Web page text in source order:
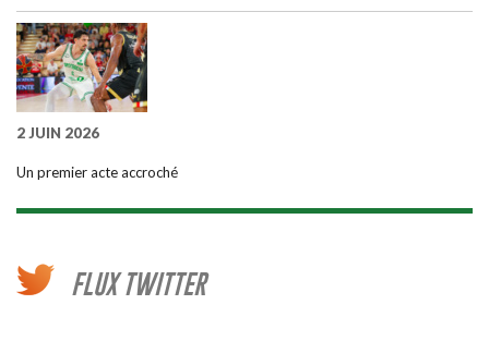
2 JUIN 2026
Un premier acte accroché
FLUX TWITTER